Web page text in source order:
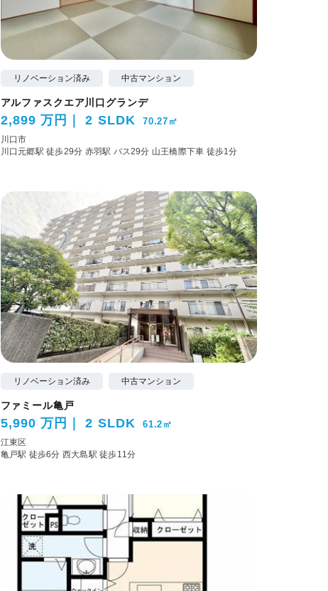
リノベーション済み 中古マンション
アルファスクエア川口グランデ
2,899 万円 2 SLDK 70.27㎡
川口市
川口元郷駅 徒歩29分 赤羽駅 バス29分 山王橋際下車 徒歩1分
リノベーション済み 中古マンション
ファミール亀戸
5,990 万円 2 SLDK 61.2㎡
江東区
亀戸駅 徒歩6分 西大島駅 徒歩11分